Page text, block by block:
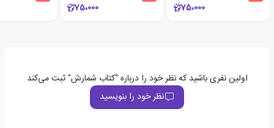
75،000 75،000
اولین نفری باشید که نظر خود را درباره "کتاب شمارش" ثبت می‌کند
نظر خود را بنویسید